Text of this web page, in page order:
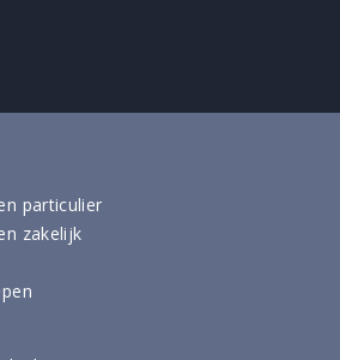
particulier
zakelijk